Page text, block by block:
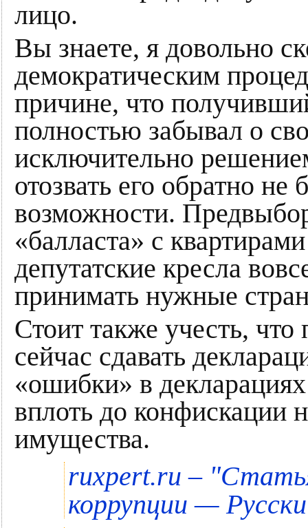
лицо.
Вы знаете, я довольно
демократическим
причине, что
полностью забывал о
исключительно
отозвать его обратно
возможности.
«балласта» с
депутатские кресла
принимать нужные
Стоит также учесть,
сейчас сдавать
«ошибки» в
вплоть до конфискации
имущества.
ruxpert.ru – "
коррупции —